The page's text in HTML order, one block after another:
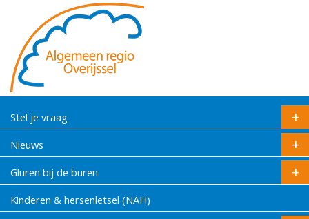
Stel je vraag
Nieuws
Gluren bij de buren
Kinderen & hersenletsel (NAH)